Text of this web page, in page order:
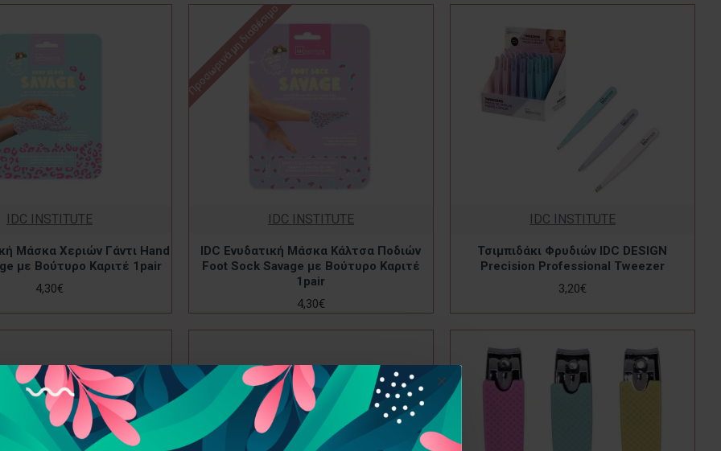
IDC INSTITUTE
Μάσκα Χεριών Γάντι Hand
με Βούτυρο Καριτέ 1pair
4,30€
Προσωρινά μη διαθέσιμο
IDC INSTITUTE
IDC Ενυδατική Μάσκα Κάλτσα Ποδιών
Foot Sock Savage με Βούτυρο Καριτέ
1pair
4,30€
IDC INSTITUTE
Τσιμπιδάκι Φρυδιών IDC DESIGN
Precision Professional Tweezer
3,20€